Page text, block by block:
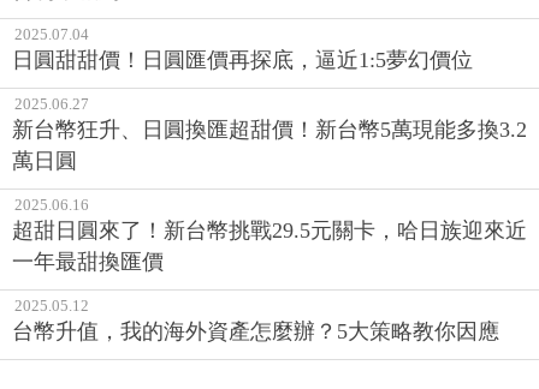
2025.07.04
日圓甜甜價！日圓匯價再探底，逼近1:5夢幻價位
2025.06.27
新台幣狂升、日圓換匯超甜價！新台幣5萬現能多換3.2
萬日圓
2025.06.16
超甜日圓來了！新台幣挑戰29.5元關卡，哈日族迎來近
一年最甜換匯價
2025.05.12
台幣升值，我的海外資產怎麼辦？5大策略教你因應